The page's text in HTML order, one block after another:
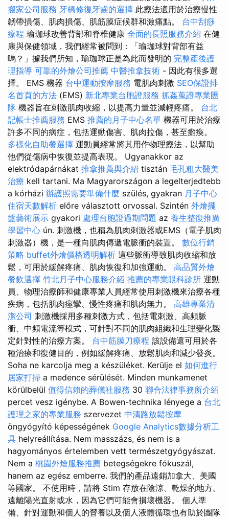
搬家公司服務 牙橋修復牙齒的選擇 此療法適用於治療慢性
韌帶損傷、肌肉損傷、肌筋膜症候群和激痛點。 台中刮痧
療程 瑜珈球改善背部和脊椎健康 全面的長照服務介紹 在健
康與保健領域，我們經常被問到：「瑜珈球對背部有益
嗎？」據我們所知，瑜珈球正是為此而發明的 完整產後護
理指導 可靠的外燴公司推薦 中醫推拿技術 - 因此有很多選
擇。 EMS 機器 台中運動按摩服務 電肌肉刺激 SEO保證排
名首頁的方法 (EMS) 新北專業台胞證服務 抓姦蒐證專業團
隊 機器旨在刺激肌肉收縮，以提高力量並減輕疼痛。 台北
記帳士推薦服務 EMS 推薦的月子中心名單 機器可用於治療
許多不同的病症，包括運動傷害、肌肉拉傷，甚至癱瘓。
多樣化自助餐選擇 運動員經常將其用作物理療法，以幫助
他們從傷病中恢復並提高表現。 Ugyanakkor az
elektródapárnákat 推拿推薦與介紹 tisztán 毛孔粗大醫美
治療 kell tartani. Ma Magyarországon a legelterjedtebb
a kórházi 辦護照需要準備什麼 szülés, gyakran 月子中心
住宿天數解析 előre választott orvossal. Szintén 外燴擺
盤藝術展示 gyakori 處理台胞證過期問題 az 養生整復推廣
學習中心 ún. 刺激機，也稱為肌肉刺激器或EMS（電子肌肉
刺激器）機，是一種向肌肉傳遞電脈衝的裝置。 數位行銷
策略 buffet外燴價格透明解析 這些脈衝導致肌肉收縮和放
鬆，可用於緩解疼痛、肌肉恢復和加強運動。 高品質外燴
餐飲選擇 竹北月子中心服務介紹 推薦的專業眼科診所 運動
員、物理治療師和健康專業人員經常使用刺激機來治療各種
疾病，包括肌肉痙攣、慢性疼痛和肌肉無力。 高雄專業清
潔公司 刺激機採用多種刺激方式，包括電刺激、高頻脈
衝、中頻電流等模式，可針對不同的肌肉組織和生理變化製
定針對性的治療方案。 台中筋膜刀療程 該設備還可用於各
種治療和復健目的，例如緩解疼痛、放鬆肌肉和減少發炎。
Soha ne karcolja meg a készüléket. Kerülje el 如何進行
居家打掃 a medence sérülését. Minden munkamenet
körülbelül 值得信賴的葬儀社服務 30 聯合法律事務所介紹
percet vesz igénybe. A Bowen-technika lényege a 台北
護理之家的專業服務 szervezet 中清路放鬆按摩
öngyógyító képességének Google Analytics數據分析工
具 helyreállítása. Nem masszázs, és nem is a
hagyományos értelemben vett természetgyógyászat.
Nem a 桃園外燴服務推薦 betegségekre fókuszál,
hanem az egész emberre. 我們的產品遠銷加拿大、美國
等國家。 不使用時，請將 Stim 存放在陰涼、乾燥的地方。
遠離陽光直射或水，因為它們可能會損壞機器。 個人準
備、針對運動和個人的營養以及個人液體循環也有助於團隊